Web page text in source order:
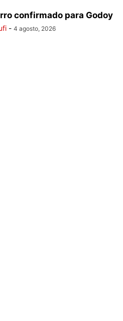
confirmado para Godoy
- 4 agosto, 2026